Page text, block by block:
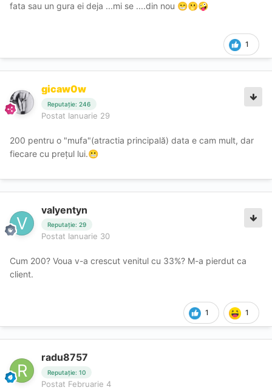
fata sau un gura ei deja ...mi se ....din nou 😁🫢🤪
1
gicaw0w
Reputație: 246
Postat Ianuarie 29
200 pentru o "mufa"(atractia principală) data e cam mult, dar
fiecare cu prețul lui.😬
valyentyn
Reputație: 29
Postat Ianuarie 30
Cum 200? Voua v-a crescut venitul cu 33%? M-a pierdut ca
client.
1 1
radu8757
Reputație: 10
Postat Februarie 4